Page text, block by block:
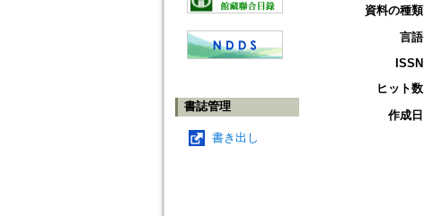
書誌管理
書き出し
資料の種類
言語
ISSN
ヒット数
作成日